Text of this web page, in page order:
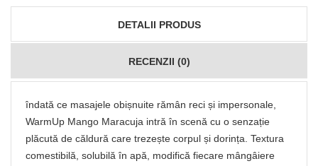
DETALII PRODUS
RECENZII (0)
îndată ce masajele obișnuite rămân reci și impersonale,
WarmUp Mango Maracuja intră în scenă cu o senzație
plăcută de căldură care trezește corpul și dorința. Textura
comestibilă, solubilă în apă, modifică fiecare mângâiere